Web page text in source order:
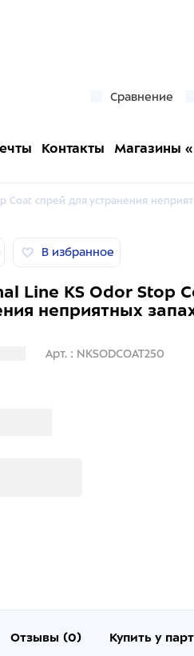
Сравнение
Контакты Магазины
Coat спрей для устранения
В избранное
Line KS Odor Stop
неприятных
Арт. : NKSODCOAT250
Отзывы (0) Купить у